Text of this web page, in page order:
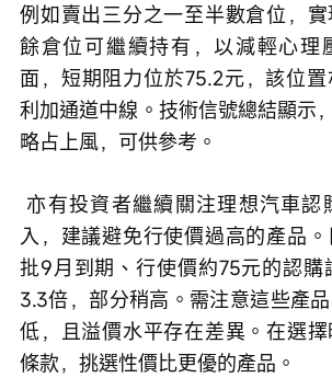
例如賣出三分之一至半數倉位，
餘倉位可繼續持有，以減輕心理
面，短期阻力位於75.2元，該位
利加通道中線。技術信號總結顯示
略占上風，可供參考。
入，建議避免行使價過高的產品
批9月到期、行使價約75元的認購
3.3倍，部分稍高。需注意這些產
低，且溢價水平存在差異。在選
條款，挑選性價比更優的產品。